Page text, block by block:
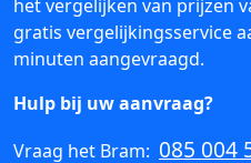
het vergelijken van prijzen
gratis vergelijkingsservice
minuten aangevraagd.
Hulp bij uw aanvraag?
Vraag het Bram: 085 004